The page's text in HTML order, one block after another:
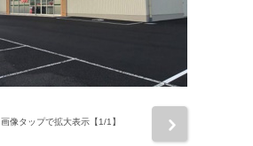
画像タップで拡大表示【1/1】